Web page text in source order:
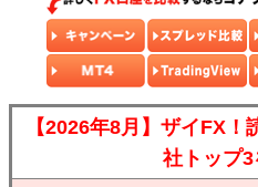
【2026年8月】ザイFX
社トップ3